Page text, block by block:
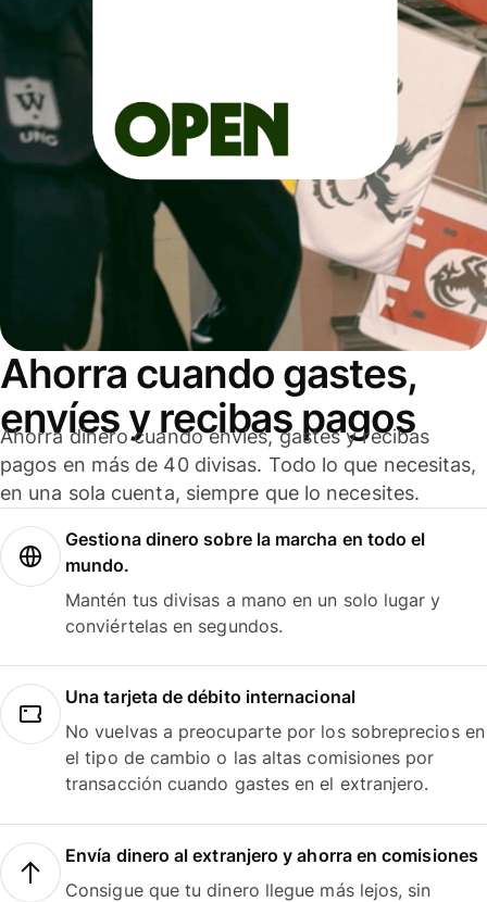
Ahorra cuando gastes,
envíes y recibas pagos
Ahorra dinero cuando envíes, gastes y recibas
pagos en más de 40 divisas. Todo lo que necesitas,
en una sola cuenta, siempre que lo necesites.
Gestiona dinero sobre la marcha en todo el
mundo.
Mantén tus divisas a mano en un solo lugar y
conviértelas en segundos.
Una tarjeta de débito internacional
No vuelvas a preocuparte por los sobreprecios en
el tipo de cambio o las altas comisiones por
transacción cuando gastes en el extranjero.
Envía dinero al extranjero y ahorra en comisiones
Consigue que tu dinero llegue más lejos, sin